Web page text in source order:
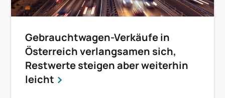
Gebrauchtwagen-Verkäufe in
Österreich verlangsamen sich,
Restwerte steigen aber weiterhin
leicht